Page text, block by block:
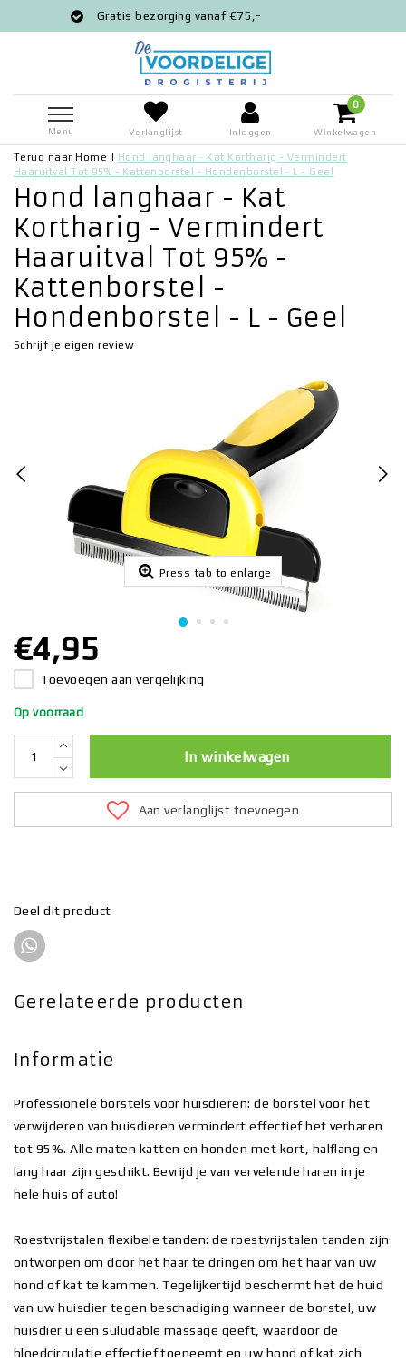
bezorging vanaf €75,-
Menu Verlanglijst Inloggen
0
Winkelwagen
Terug naar Home | Hond langhaar - Kat Kortharig - Vermindert
Haaruitval Tot 95% - Kattenborstel - Hondenborstel - L - Geel
Hond langhaar - Kat
Kortharig - Vermindert
Haaruitval Tot 95% -
Kattenborstel -
Hondenborstel - L - Geel
Schrijf je eigen review
Press tab to enlarge
€4,95
Toevoegen aan vergelijking
Op voorraad
In winkelwagen
Aan verlanglijst toevoegen
Deel dit product
Gerelateerde producten
Informatie
Professionele borstels voor huisdieren: de borstel voor het
verwijderen van huisdieren vermindert effectief het verharen
tot 95%. Alle maten katten en honden met kort, halflang en
lang haar zijn geschikt. Bevrijd je van vervelende haren in je
hele huis of auto!
Roestvrijstalen flexibele tanden: de roestvrijstalen tanden zijn
ontworpen om door het haar te dringen om het haar van uw
hond of kat te kammen. Tegelijkertijd beschermt het de huid
van uw huisdier tegen beschadiging wanneer de borstel, uw
huisdier u een suludable massage geeft, waardoor de
bloedcirculatie effectief toeneemt en uw hond of kat zich